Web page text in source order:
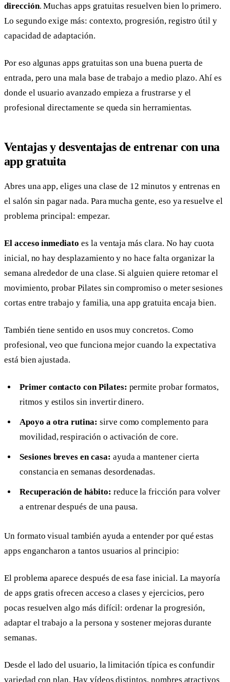
dirección. Muchas apps gratuitas resuelven bien lo primero.
Lo segundo exige más: contexto, progresión, registro útil y
capacidad de adaptación.
Por eso algunas apps gratuitas son una buena puerta de
entrada, pero una mala base de trabajo a medio plazo. Ahí es
donde el usuario avanzado empieza a frustrarse y el
profesional directamente se queda sin herramientas.
Ventajas y desventajas de entrenar con una
app gratuita
Abres una app, eliges una clase de 12 minutos y entrenas en
el salón sin pagar nada. Para mucha gente, eso ya resuelve el
problema principal: empezar.
El acceso inmediato es la ventaja más clara. No hay cuota
inicial, no hay desplazamiento y no hace falta organizar la
semana alrededor de una clase. Si alguien quiere retomar el
movimiento, probar Pilates sin compromiso o meter sesiones
cortas entre trabajo y familia, una app gratuita encaja bien.
También tiene sentido en usos muy concretos. Como
profesional, veo que funciona mejor cuando la expectativa
está bien ajustada.
Primer contacto con Pilates: permite probar formatos,
ritmos y estilos sin invertir dinero.
Apoyo a otra rutina: sirve como complemento para
movilidad, respiración o activación de core.
Sesiones breves en casa: ayuda a mantener cierta
constancia en semanas desordenadas.
Recuperación de hábito: reduce la fricción para volver
a entrenar después de una pausa.
Un formato visual también ayuda a entender por qué estas
apps engancharon a tantos usuarios al principio:
El problema aparece después de esa fase inicial. La mayoría
de apps gratis ofrecen acceso a clases y ejercicios, pero
pocas resuelven algo más difícil: ordenar la progresión,
adaptar el trabajo a la persona y sostener mejoras durante
semanas.
Desde el lado del usuario, la limitación típica es confundir
variedad con plan. Hay vídeos distintos, nombres atractivos